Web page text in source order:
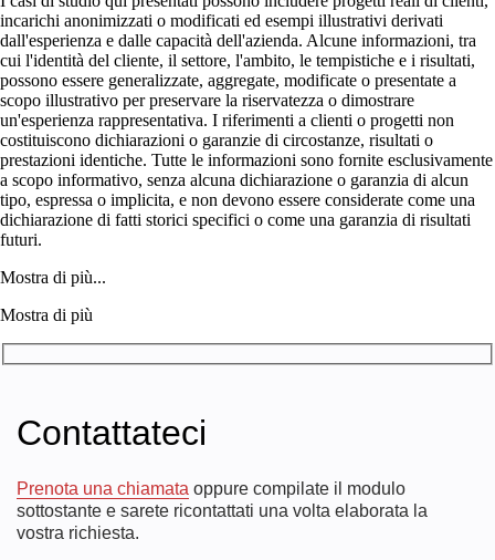
incarichi anonimizzati o modificati ed esempi illustrativi derivati
dall'esperienza e dalle capacità dell'azienda. Alcune informazioni, tra
cui l'identità del cliente, il settore, l'ambito, le tempistiche e i risultati,
possono essere generalizzate, aggregate, modificate o presentate a
scopo illustrativo per preservare la riservatezza o dimostrare
un'esperienza rappresentativa. I riferimenti a clienti o progetti non
costituiscono dichiarazioni o garanzie di circostanze, risultati o
prestazioni identiche. Tutte le informazioni sono fornite esclusivamente
a scopo informativo, senza alcuna dichiarazione o garanzia di alcun
tipo, espressa o implicita, e non devono essere considerate come una
dichiarazione di fatti storici specifici o come una garanzia di risultati
futuri.
Mostra di più...
Mostra di più
Contattateci
Prenota una chiamata oppure compilate il modulo
sottostante e sarete ricontattati una volta elaborata la
vostra richiesta.